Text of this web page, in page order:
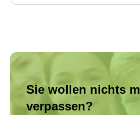
Sie wollen nichts
verpassen?